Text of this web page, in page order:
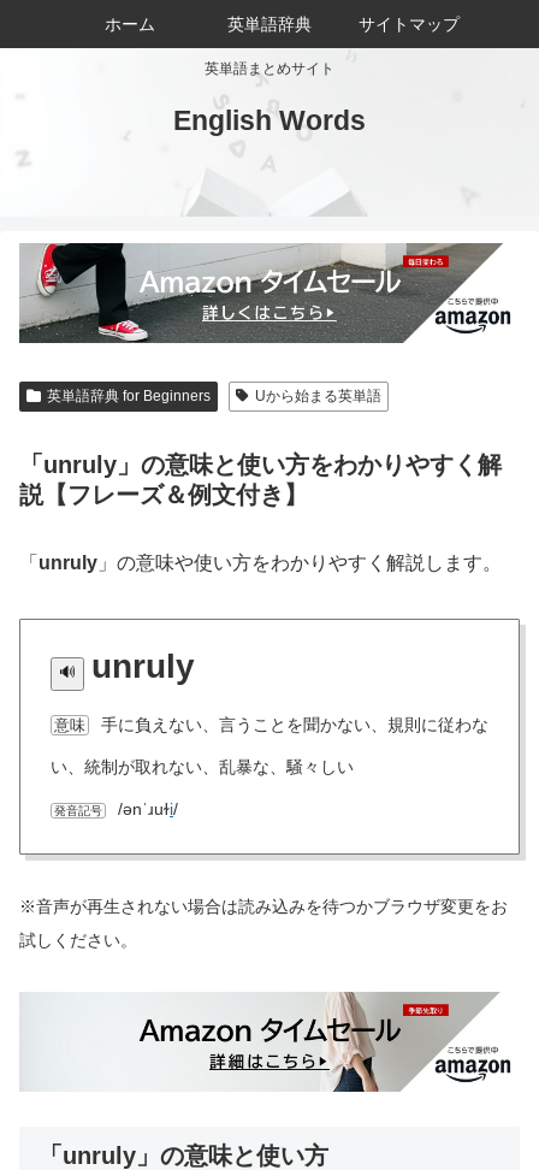
英単語まとめサイト
English Words
ホーム 英単語辞典 サイトマップ
英単語辞典 for Beginners Uから始まる英単語
「unruly」の意味と使い方をわかりやすく解
説【フレーズ＆例文付き】
「 unruly 」の意味や使い方をわかりやすく解説します。
unruly
意味 手に負えない、言うことを聞かない、規則に従わな
い、統制が取れない、乱暴な、騒々しい
発音記号 /ənˈɹuɫi/
※音声が再生されない場合は読み込みを待つかブラウザ変更をお
試しください。
「unruly」の意味と使い方